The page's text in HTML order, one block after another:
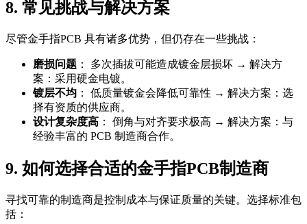
8. 常见挑战与解决方案
尽管金手指PCB 具有诸多优势，但仍存在一些挑战：
磨损问题 ： 多次插拔可能造成镀金层损坏 → 解决方
案：采用硬金电镀。
镀层不均 ： 低质量镀金会降低可靠性 → 解决方案：选
择有资质的供应商。
设计复杂度高 ： 倒角与对齐要求极高 → 解决方案：与
经验丰富的 PCB 制造商合作。
9. 如何选择合适的金手指PCB制造商
寻找可靠的制造商是控制成本与保证质量的关键。选择标准包
括：